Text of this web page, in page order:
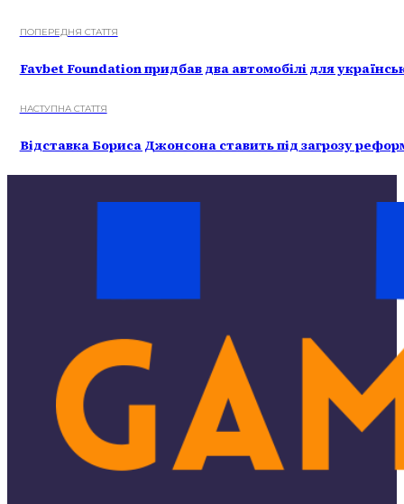
ПОПЕРЕДНЯ СТАТТЯ
Favbet Foundation придбав два автомобілі для
НАСТУПНА СТАТТЯ
Відставка Бориса Джонсона ставить під загрозу